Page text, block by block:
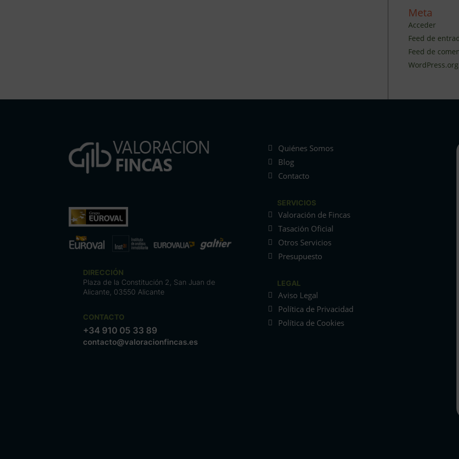
Meta
Acceder
Feed de
Feed de
WordPress.org
DIRECCIÓN
Plaza de la Constitución 2, San Juan de
Alicante, 03550 Alicante
CONTACTO
+34 910 05 33 89
contacto@valoracionfincas.es
Quiénes Somos
Blog
Contacto
SERVICIOS
Valoración de Fincas
Tasación Oficial
Otros Servicios
Presupuesto
LEGAL
Aviso Legal
Política de Privacidad
Política de Cookies